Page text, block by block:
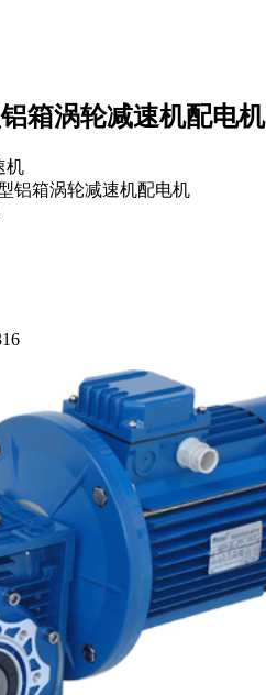
箱涡轮减速机配电机
机
铝箱涡轮减速机配电机